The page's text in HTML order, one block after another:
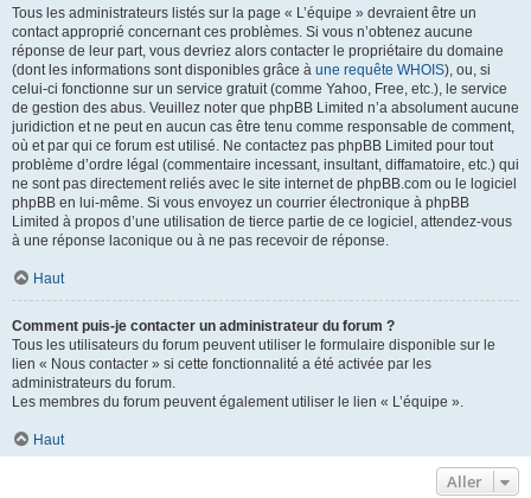
Tous les administrateurs listés sur la page « L’équipe » devraient être un
contact approprié concernant ces problèmes. Si vous n’obtenez aucune
réponse de leur part, vous devriez alors contacter le propriétaire du domaine
(dont les informations sont disponibles grâce à une requête WHOIS), ou, si
celui-ci fonctionne sur un service gratuit (comme Yahoo, Free, etc.), le service
de gestion des abus. Veuillez noter que phpBB Limited n’a absolument aucune
juridiction et ne peut en aucun cas être tenu comme responsable de comment,
où et par qui ce forum est utilisé. Ne contactez pas phpBB Limited pour tout
problème d’ordre légal (commentaire incessant, insultant, diffamatoire, etc.) qui
ne sont pas directement reliés avec le site internet de phpBB.com ou le logiciel
phpBB en lui-même. Si vous envoyez un courrier électronique à phpBB
Limited à propos d’une utilisation de tierce partie de ce logiciel, attendez-vous
à une réponse laconique ou à ne pas recevoir de réponse.
Haut
Comment puis-je contacter un administrateur du forum ?
Tous les utilisateurs du forum peuvent utiliser le formulaire disponible sur le
lien « Nous contacter » si cette fonctionnalité a été activée par les
administrateurs du forum.
Les membres du forum peuvent également utiliser le lien « L’équipe ».
Haut
Aller